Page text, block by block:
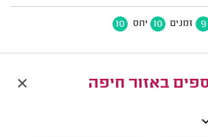
9 זמנים 10 יחס 10
באזור חיפה